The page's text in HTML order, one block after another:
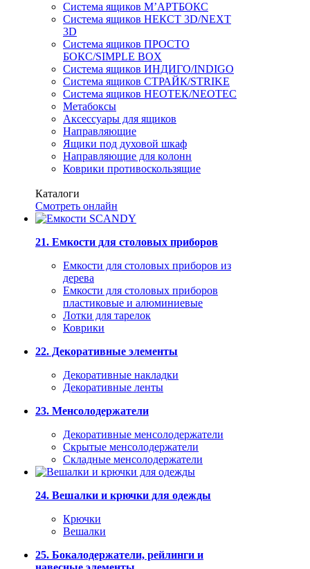
Система ящиков М’АРТБОКС
Система ящиков НЕКСТ 3D/NEXT
3D
Система ящиков ПРОСТО
БОКС/SIMPLE BOX
Система ящиков ИНДИГО/INDIGO
Система ящиков СТРАЙК/STRIKE
Система ящиков НЕОТЕК/NEOTEC
Метабоксы
Аксессуары для ящиков
Направляющие
Ящики под духовой шкаф
Направляющие для колонн
Коврики противоскользящие
Каталоги
Смотреть онлайн
21. Емкости для столовых приборов
Емкости для столовых приборов из
дерева
Емкости для столовых приборов
пластиковые и алюминиевые
Лотки для тарелок
Коврики
22. Декоративные элементы
Декоративные накладки
Декоративные ленты
23. Менсолодержатели
Декоративные менсолодержатели
Скрытые менсолодержатели
Складные менсолодержатели
24. Вешалки и крючки для одежды
Крючки
Вешалки
25. Бокалодержатели, рейлинги и